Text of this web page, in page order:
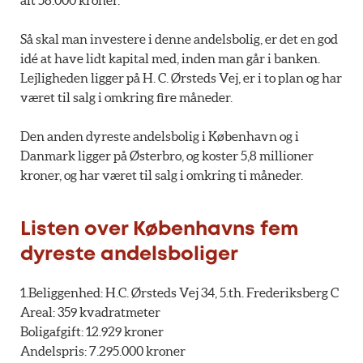
Så skal man investere i denne andelsbolig, er det en god
idé at have lidt kapital med, inden man går i banken.
Lejligheden ligger på H. C. Ørsteds Vej, er i to plan og har
været til salg i omkring fire måneder.
Den anden dyreste andelsbolig i København og i
Danmark ligger på Østerbro, og koster 5,8 millioner
kroner, og har været til salg i omkring ti måneder.
Listen over Københavns fem
dyreste andelsboliger
1.Beliggenhed: H.C. Ørsteds Vej 34, 5.th. Frederiksberg C
Areal: 359 kvadratmeter
Boligafgift: 12.929 kroner
Andelspris: 7.295.000 kroner